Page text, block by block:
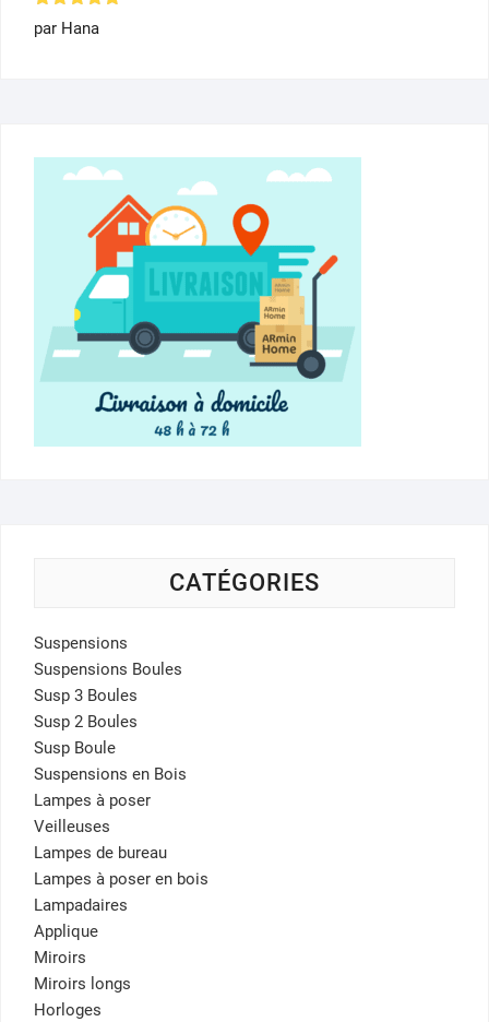
Note
sur 5
par Hana
CATÉGORIES
Suspensions
Suspensions Boules
Susp 3 Boules
Susp 2 Boules
Susp Boule
Suspensions en Bois
Lampes à poser
Veilleuses
Lampes de bureau
Lampes à poser en bois
Lampadaires
Applique
Miroirs
Miroirs longs
Horloges